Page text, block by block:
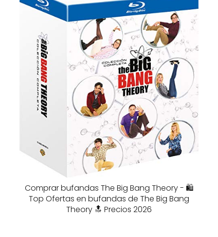
Comprar bufandas The Big Bang Theory - 🛍️
Top Ofertas en bufandas de The Big Bang
Theory 🔝 Precios 2026